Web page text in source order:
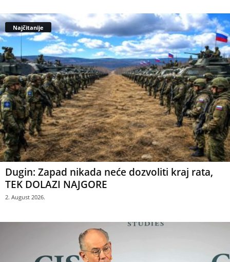
Najčitanije
Dugin: Zapad nikada neće dozvoliti kraj rata,
TEK DOLAZI NAJGORE
2. August 2026.